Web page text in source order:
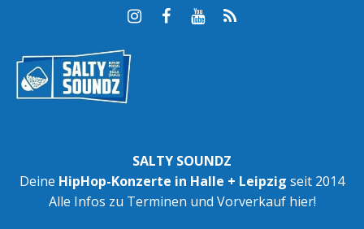
SALTY SOUNDZ
Deine HipHop-Konzerte in Halle + Leipzig seit 2014
Alle Infos zu Terminen und Vorverkauf hier!